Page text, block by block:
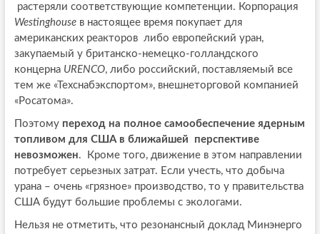
растеряли соответствующие компетенции. Корпорация
Westinghouseв настоящее время покупает для
американских реакторов либо европейский уран,
закупаемый у британско-немецко-голландского
концерна URENCO, либо российский, поставляемый все
тем же «Техснабэкспортом», внешнеторговой компанией
«Росатома».
Поэтому переход на полное самообеспечение ядерным
топливом для США в ближайшей перспективе
невозможен. Кроме того, движение в этом направлении
потребует серьезных затрат. Если учесть, что добыча
урана – очень «грязное» производство, то у правительства
США будут большие проблемы с экологами.
Нельзя не отметить, что резонансный доклад Минэнерго